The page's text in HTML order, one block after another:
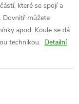
které se spojí a
Dovnitř můžete
apod. Koule se dá
technikou. Detailní